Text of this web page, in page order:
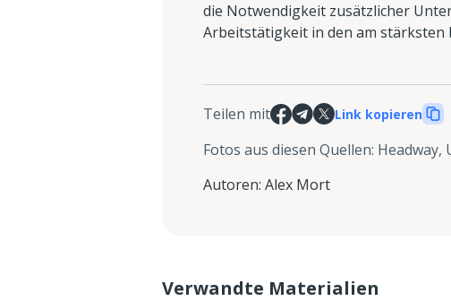
die Notwendigkeit zusätzlicher
Arbeitstätigkeit in den am stärksten
Teilen mit Link kopieren
Fotos aus diesen Quellen: Headway,
Autoren: Alex Mort
Verwandte Materialien